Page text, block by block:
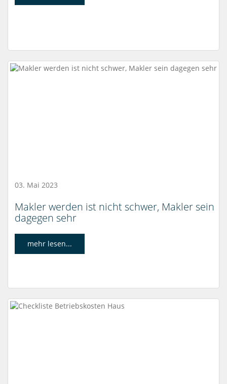
03. Mai 2023
Makler werden ist nicht schwer, Makler sein
dagegen sehr
mehr lesen...